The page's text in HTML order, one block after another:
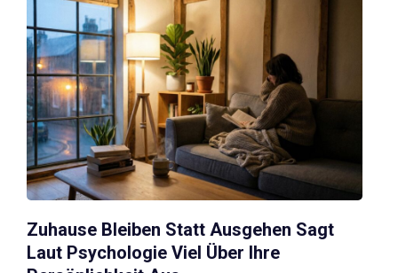
Zuhause Bleiben Statt Ausgehen Sagt
Laut Psychologie Viel Über Ihre